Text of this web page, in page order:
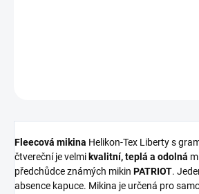
Fleecová mikina Helikon-Tex Liberty s
čtvereční je velmi kvalitní, teplá a odolná
předchůdce známých mikin PATRIOT.
absence kapuce. Mikina je určená pro